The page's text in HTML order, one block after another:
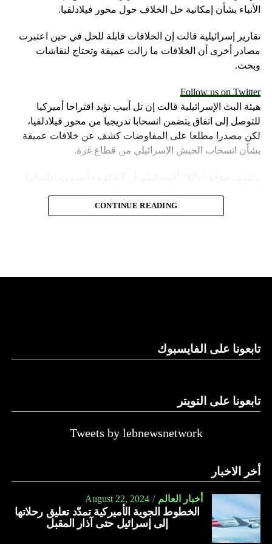
الأنباء بشأن إمكانية حل الخلاف حول محور فيلادلفيا.
تقارير إسرائيلية قالت إن الخلافات قابلة للحل في حين اعتبرت
مصادر أخرى أن الخلافات ما زالت عميقة وتحتاج لنقاشات
وبحث.
Follow us on Twitter
هيئة البث الإسرائيلية قالت إن تل أبيب تؤيد اقتراحا أميركيا
للتوصل إلى اتفاق يتضمن انسحابا تدريجيا من محور فيلادلفيا،
لكن مصدرا مطلعا على المفاوضات كشف عن خلافات عميقة
بشأن انسحاب الجيش الإسرائيلي من قطاع غزة.
موقف إسرائيل في محادثات الهدنة.
ووسط هذا المشهد، يأتي وصول وزير الخارجية الأميركي أنتوني
بلينكن إلى إسرائيل في جولة هي العاشرة له للمنطقة منذ السابع
زيارة تأتي في إطار الجهود الدبلوماسية المكثفة التي تبذلها
الضغوط يجب أن تتوجه إلى حماس، وليس على حكومته.
كما وقال بيان من مكتب نتنياهو إنه مصر على بقاء القوات
الإسرائيلية في محور فيلادلفيا “لمنع الإرهابيين من إعادة
التسلح”.
CONTINUE READING
تابعونا على الفايسبوك
تابعونا على التويتر
Tweets by lebnewsnetwork
أخر الاخبار
أخبار العالم August 22, 2024
الخطوط الجوية الأميركية تمدّد تعليق رحلاتها
إلى إسرائيل حتى آذار المقبل